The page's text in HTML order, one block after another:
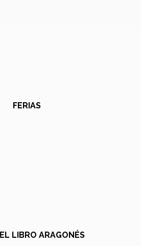
FERIAS
LIBRO ARAGONÉS